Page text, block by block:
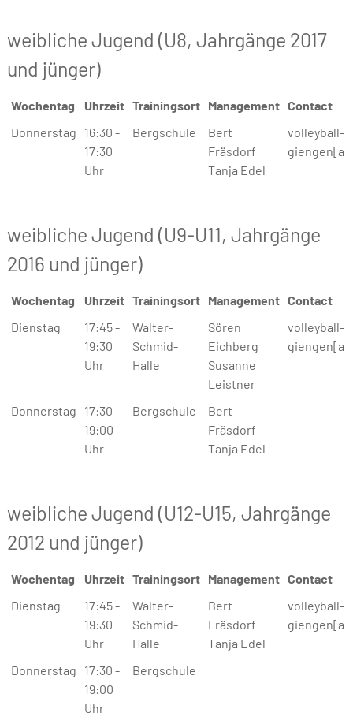
weibliche Jugend (U8, Jahrgänge 2017
und jünger)
Wochentag Uhrzeit Trainingsort Management Contact
Wochentag
Uhrzeit Trainingsort Management Contact
Donnerstag
16:30 -
17:30
Uhr
Bergschule
Bert
Fräsdorf
Tanja Edel
volleyball-
weibliche Jugend (U9-U11, Jahrgänge
2016 und jünger)
Wochentag Uhrzeit Trainingsort Management Contact
Wochentag
Uhrzeit Trainingsort Management Contact
Dienstag
17:45 -
19:30
Uhr
Walter-
Schmid-
Halle
Sören
Eichberg
Susanne
Leistner
volleyball-
Donnerstag
17:30 -
19:00
Uhr
Bergschule
Bert
Fräsdorf
Tanja Edel
weibliche Jugend (U12-U15, Jahrgänge
2012 und jünger)
Wochentag Uhrzeit Trainingsort Management Contact
Wochentag
Uhrzeit Trainingsort Management Contact
Dienstag
17:45 -
19:30
Uhr
Walter-
Schmid-
Halle
Bert
Fräsdorf
Tanja Edel
volleyball-
Donnerstag
17:30 -
19:00
Uhr
Bergschule